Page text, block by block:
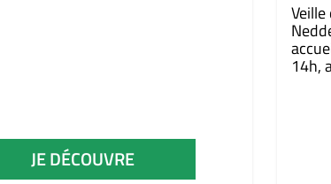
JE DÉCOUVRE
14h,